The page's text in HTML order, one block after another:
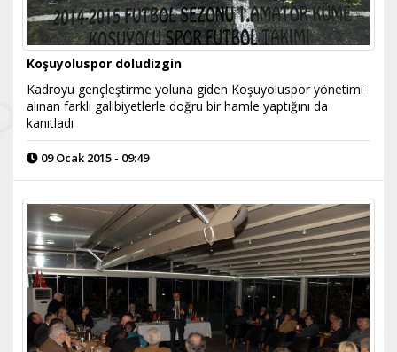
Koşuyoluspor doludizgin
Kadroyu gençleştirme yoluna giden Koşuyoluspor yönetimi
alınan farklı galibiyetlerle doğru bir hamle yaptığını da
kanıtladı
09 Ocak 2015 - 09:49